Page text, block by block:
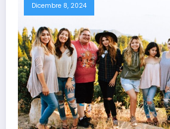
Dicembre 8, 2024